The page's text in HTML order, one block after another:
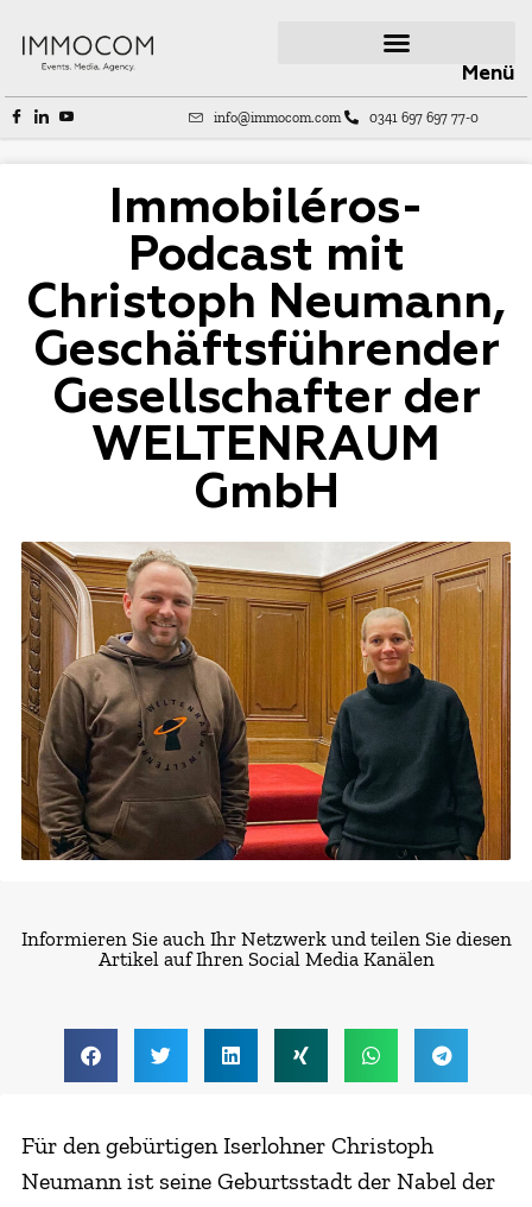
Menü
info@immocom.com 0341 697 697 77-0
Immobiléros-
Podcast mit
Christoph Neumann,
Geschäftsführender
Gesellschafter der
WELTENRAUM
GmbH
Informieren Sie auch Ihr Netzwerk und teilen Sie diesen
Artikel auf Ihren Social Media Kanälen
Für den gebürtigen Iserlohner Christoph
Neumann ist seine Geburtsstadt der Nabel der